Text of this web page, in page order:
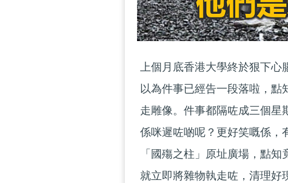
上個月底香港大學終於狠下心
以為件事已經告一段落啦，
走雕像。件事都隔咗成三個星
係咪遲咗啲呢？更好笑嘅係，
「國殤之柱」原址廣場，點
就立即將雜物執走咗，清理好